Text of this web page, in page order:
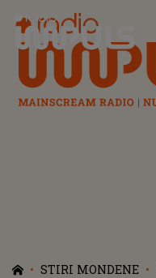
Radio Impuls
STIRI MONDENE